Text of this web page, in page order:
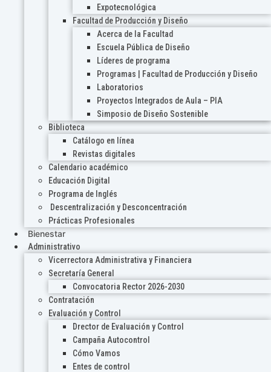
Expotecnológica
Facultad de Producción y Diseño
Acerca de la Facultad
Escuela Pública de Diseño
Líderes de programa
Programas | Facultad de Producción y Diseño
Laboratorios
Proyectos Integrados de Aula – PIA
Simposio de Diseño Sostenible
Biblioteca
Catálogo en línea
Revistas digitales
Calendario académico
Educación Digital
Programa de Inglés
Descentralización y Desconcentración
Prácticas Profesionales
Bienestar
Administrativo
Vicerrectora Administrativa y Financiera
Secretaría General
Convocatoria Rector 2026-2030
Contratación
Evaluación y Control
Drector de Evaluación y Control
Campaña Autocontrol
Cómo Vamos
Entes de control